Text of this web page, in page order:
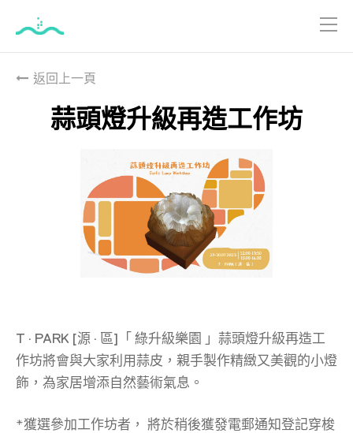
主
要
內
返回上一頁
蒜頭燈升級再造工作坊
T · PARK [源 · 區]「 綠升級樂園 」蒜頭燈升級再造工
作坊將會與大家利用蒜皮，親手製作精緻又美觀的小燈
飾，為家居增添自然藝術氣息。
*獲選參加工作坊者， 將於稍後獲發電郵通知登記穿梭